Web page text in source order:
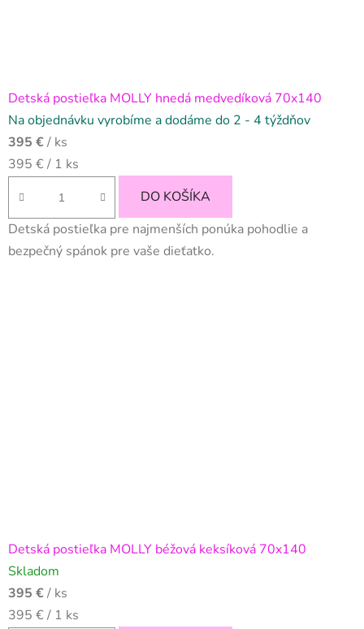
Detská postieľka MOLLY hnedá medvedíková 70x140
Na objednávku vyrobíme a dodáme do 2 - 4 týždňov
395 €/ ks
Jednotková
395 € / 1 ks
DO KOŠÍKA
Detská postieľka pre najmenších ponúka pohodlie a
bezpečný spánok pre vaše dieťatko.
Detská postieľka MOLLY béžová keksíková 70x140
Skladom
395 €/ ks
Jednotková
395 € / 1 ks